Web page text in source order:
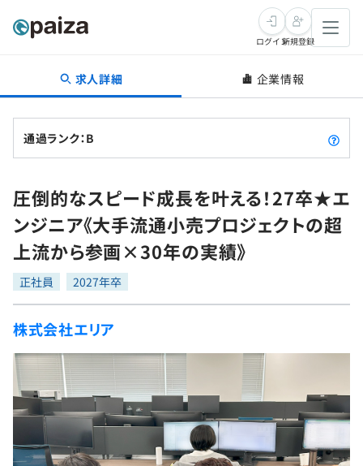
転職・キャリア
転職成功ガイド
転職エージェント
インタビュー
転職成功ガイド
新卒就活
求人検索
本選考
インターン
新卒エージェント
イベント・セミナー
インタビュー
就活成功ガイド
学習
問題集
4択課題
ナレッジ
リファレンス
プラン
プログラミング言語
評価結果一覧
再チャレンジ結果一覧
ゲーム・マンガ
Tech Team Journal
paiza times
note
paizaとは？
ログイン新規登録
求人詳細 企業情報
通過ランク：B
圧倒的なスピード成長を叶える！27卒★エ
ンジニア《大手流通小売プロジェクトの超
上流から参画×30年の実績》
正社員 2027年卒
株式会社エリア